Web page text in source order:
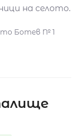
на селото.
Ботев № 1